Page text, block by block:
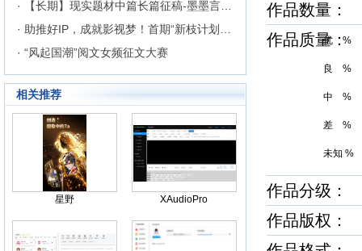
· “风起国潮”阅文女频征文大赛
相关推荐
星野 XAudioPro
作品数量
作品质量
优 %
良 %
中 %
差 %
未知 %
作品分级
作品版权